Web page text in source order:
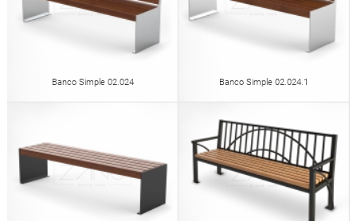
Banco Simple 02.024 Banco Simple 02.024.1